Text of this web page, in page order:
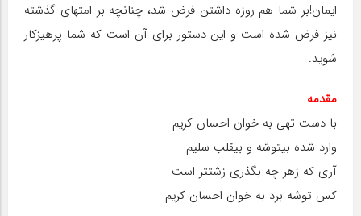
ایمان!بر شما هم روزه داشتن فرض شد، چنانچه بر امتهای گذشته
نیز فرض شده است و این دستور برای آن است که شما پرهیزکار
شوید.
مقدمه
با دست تهی به خوان احسان کریم
وارد شده بی‏توشه و بی‏قلب سلیم
آری که زهر چه بگذری زشت‏تر است
کس توشه برد به خوان احسان کریم